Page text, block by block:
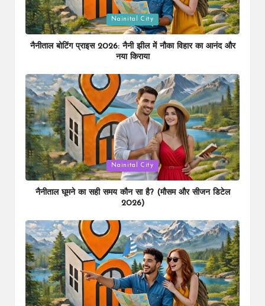
Posted
in
Nainital City
नैनीताल बोटिंग प्राइस 2026: नैनी झील में नौका विहार का आनंद और
नया किराया
Posted
in
Nainital City
नैनीताल घूमने का सही समय कौन सा है? (मौसम और सीजन डिटेल
2026)